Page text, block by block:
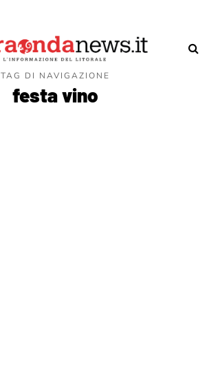
TAG DI NAVIGAZIONE
festa vino